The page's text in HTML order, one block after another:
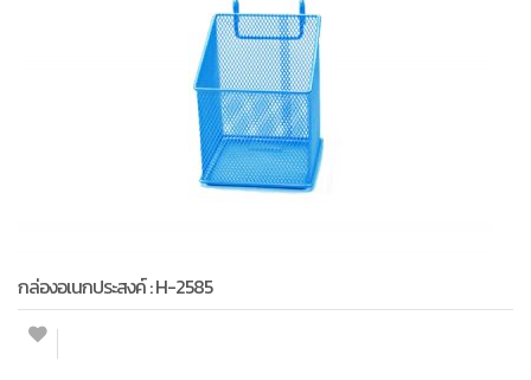
กล่องอเนกประสงค์ : H-2585